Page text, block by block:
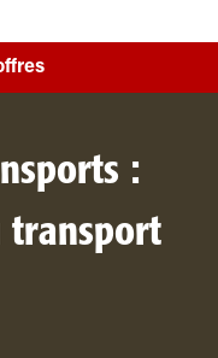
:
transport